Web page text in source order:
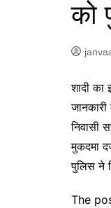
को
शादी का
निवासी
मुकदमा
पुलिस ने
The